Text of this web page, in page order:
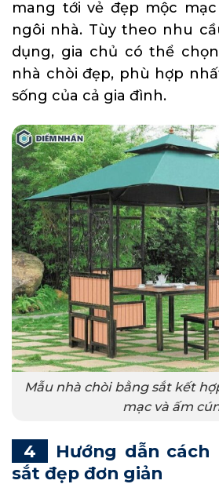
mang tới vẻ đẹp mộc
ngôi nhà. Tùy theo nhu
dụng, gia chủ có thể
nhà chòi đẹp, phù hợp
sống của cả gia đình.
Mẫu nhà chòi bằng sắt kết
mạc và ấm
Hướng dẫn cách
sắt đẹp đơn giản